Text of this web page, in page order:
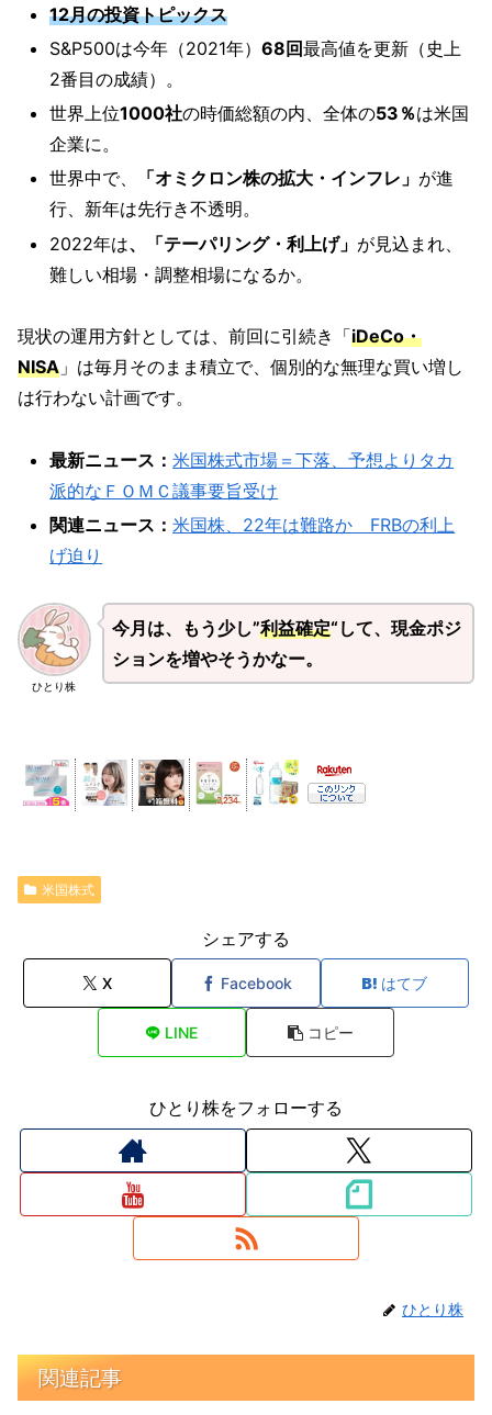
12月の投資トピックス
S&P500は今年（2021年）68回最高値を更新（史上
2番目の成績）。
世界上位1000社の時価総額の内、全体の53％は米国
企業に。
世界中で、
「オミクロン株の拡大・インフレ」 が進
行、新年は先行き不透明。
2022年は、「テーパリング・利上げ」 が見込まれ、
難しい相場・調整相場になるか。
現状の運用方針としては、前回に引続き「iDeCo・
NISA 」は毎月そのまま積立で、個別的な無理な買い増し
は行わない計画です。
最新ニュース：米国株式市場＝下落、予想よりタカ
派的なＦＯＭＣ議事要旨受け
関連ニュース：米国株、22年は難路か FRBの利上
げ迫り
ひとり株
今月は、もう少し”利益確定“して、現金ポジ
ションを増やそうかなー。
米国株式
シェアする
X Facebook はてブ
LINE コピー
ひとり株をフォローする
ひとり株
関連記事